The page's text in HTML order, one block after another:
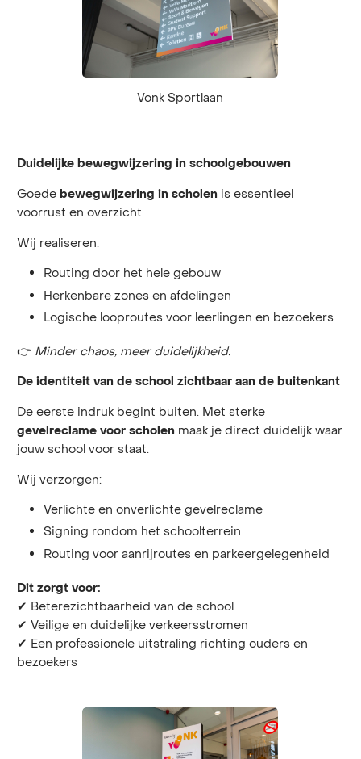
Vonk Sportlaan
Duidelijke bewegwijzering in schoolgebouwen
Goedebewegwijzering in scholen is essentieel
voorrust en overzicht.
Wij realiseren:
Routing door het hele gebouw
Herkenbare zones en afdelingen
Logische looproutes voor leerlingen en bezoekers
👉 Minder chaos, meer duidelijkheid.
De identiteit van de school zichtbaar aan de buitenkant
De eerste indruk begint buiten. Met sterke
gevelreclame voor scholen maak je direct duidelijk waar
jouw school voor staat.
Wij verzorgen:
Verlichte en onverlichte gevelreclame
Signing rondom het schoolterrein
Routing voor aanrijroutes en parkeergelegenheid
Dit zorgt voor:
✔ Beterezichtbaarheid van de school
✔ Veilige en duidelijke verkeersstromen
✔ Een professionele uitstraling richting ouders en
bezoekers